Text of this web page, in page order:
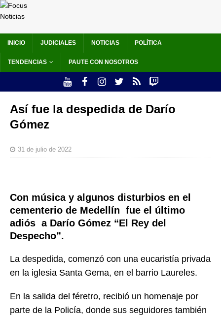
INICIO JUDICIALES NOTICIAS POLÍTICA
TENDENCIAS PAUTE CON NOSOTROS
Así fue la despedida de Darío
Gómez
31 de julio de 2022
Con música y algunos disturbios en el
cementerio de Medellín fue el último
adiós a Darío Gómez “El Rey del
Despecho”.
La despedida, comenzó con una eucaristía privada
en la iglesia Santa Gema, en el barrio Laureles.
En la salida del féretro, recibió un homenaje por
parte de la Policía, donde sus seguidores también